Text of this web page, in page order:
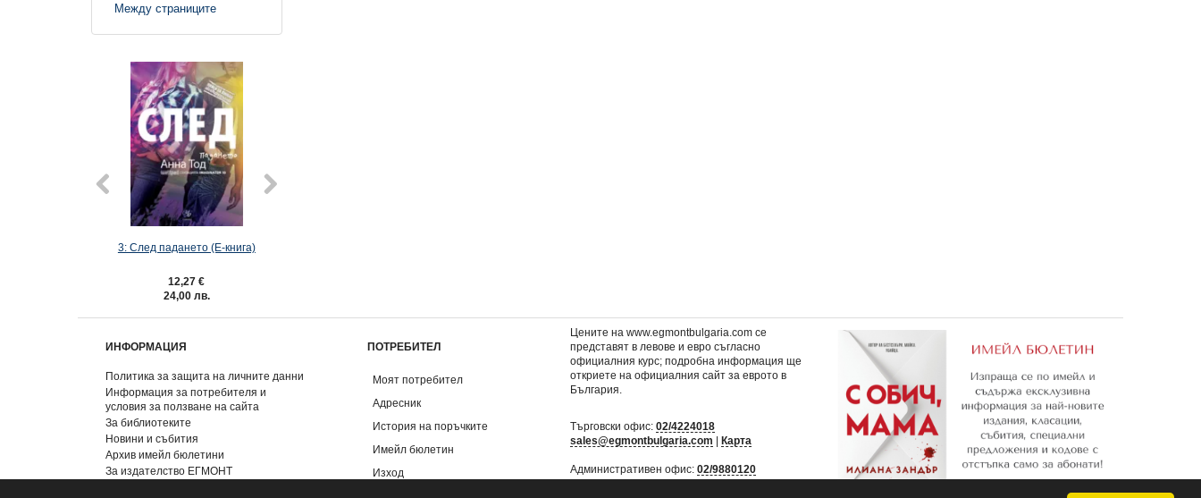
Между страниците
3: След падането (Е-книга)
12,27 €
24,00 лв.
ИНФОРМАЦИЯ
Политика за защита на личните данни
Информация за потребителя и
условия за ползване на сайта
За библиотеките
Новини и събития
Архив имейл бюлетини
За издателство ЕГМОНТ
ПОТРЕБИТЕЛ
Моят потребител
Адресник
История на поръчките
Имейл бюлетин
Изход
Цените на www.egmontbulgaria.com се
представят в левове и евро съгласно
официалния курс; подробна информация ще
откриете наофициалния сайт за еврото в
България
Търговски офис:02/4224018
sales@egmontbulgaria.com |Карта
Административен офис:02/9880120
mail@egmontbulgaria.com|Карта